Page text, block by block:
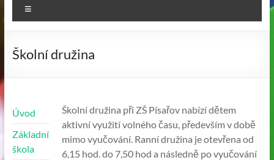
Školní družina
Školní družina při ZŠ Písařov nabízí dětem
aktivní využití volného času, především v době
mimo vyučování. Ranní družina je otevřena od
6,15 hod. do 7,50 hod a následně po vyučování
Úvod
Základní
škola